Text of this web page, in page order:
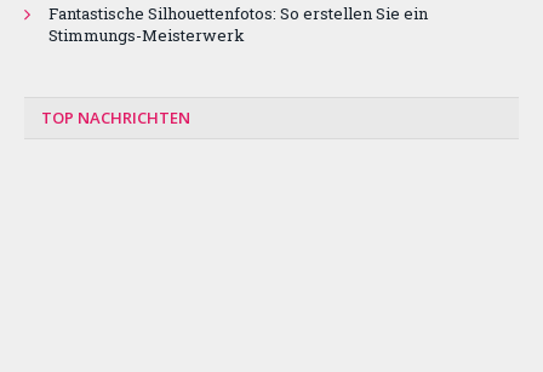
Fantastische Silhouettenfotos: So erstellen Sie ein
Stimmungs-Meisterwerk
TOP NACHRICHTEN